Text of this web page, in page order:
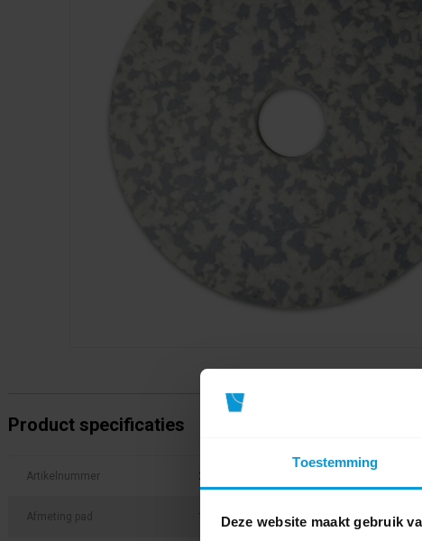
Toestemming
Deze website maakt gebruik
Product specificaties
Artikelnummer 20009113
Afmeting pad 13 inch / 33,0 cm